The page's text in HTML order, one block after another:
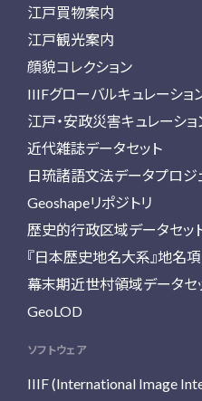
江戸買物案内
江戸観光案内
顔貌コレクション
IIIFグローバルキュレーショ
江戸・安政災害キュレーショ
近代雑誌データセット
日琉諸語文法データプロジ
Geoshapeリポジトリ
歴史的行政区域データセッ
『日本歴史地名大系』地名
幕末期近世村領域データセ
GeoLOD
ソフトウェア
IIIF (International Image